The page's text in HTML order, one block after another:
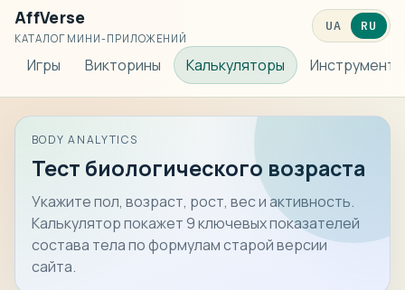
AffVerse
КАТАЛОГ МИНИ-ПРИЛОЖЕНИЙ
Игры Викторины Калькуляторы Инструменты
UA RU
BODY ANALYTICS
Тест биологического возраста
Укажите пол, возраст, рост, вес и активность.
Калькулятор покажет 9 ключевых показателей
состава тела по формулам старой версии
сайта.